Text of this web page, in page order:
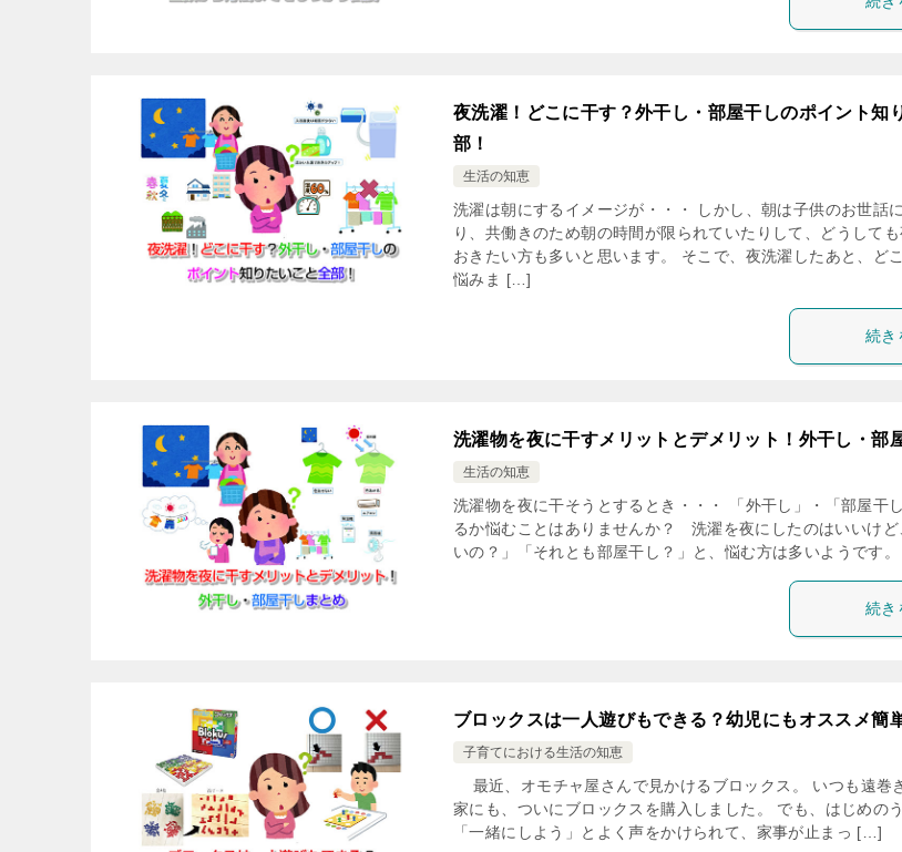
夜洗濯！どこに干す？外干し・部屋干しのポイント知
部！
生活の知恵
洗濯は朝にするイメージが・・・ しかし、朝は子供のお世話
り、共働きのため朝の時間が限られていたりして、どうして
おきたい方も多いと思います。 そこで、夜洗濯したあと、ど
悩みま […]
続き
洗濯物を夜に干すメリットとデメリット！外干し・部
生活の知恵
洗濯物を夜に干そうとするとき・・・ 「外干し」・「部屋干
るか悩むことはありませんか？ 洗濯を夜にしたのはいいけど
いの？」「それとも部屋干し？」と、悩む方は多いようです
続き
ブロックスは一人遊びもできる？幼児にもオススメ簡
子育てにおける生活の知恵
最近、オモチャ屋さんで見かけるブロックス。 いつも遠巻
家にも、ついにブロックスを購入しました。 でも、はじめの
「一緒にしよう」とよく声をかけられて、家事が止まっ […]